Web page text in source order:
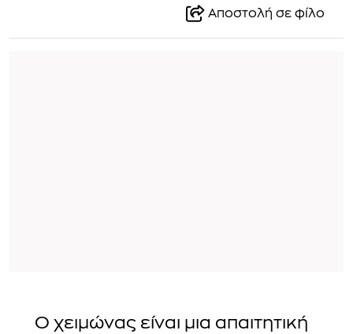
Αποστολή σε φίλο
Ο χειμώνας είναι μια απαιτητική